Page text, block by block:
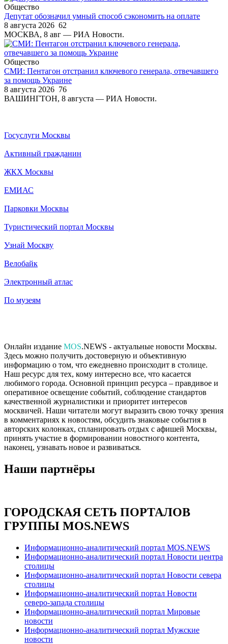
Общество
Депутат обозначил умный способ сэкономить на оплате
8 августа 2026 62
МОСКВА, 8 авг — РИА Новости.
Общество
СМИ: Пентагон отстранил ключевого генерала, отвечавшего
за помощь Украине
8 августа 2026 76
ВАШИНГТОН, 8 августа — РИА Новости.
Госуслуги Москвы
Активный гражданин
ЖКХ Москвы
ЕМИАС
Парковки Москвы
Туристический портал Москвы
Узнай Москву
Велобайк
Электронный атлас
По музеям
Онлайн издание MOS.NEWS - актуальные новости Москвы.
Здесь можно получить достоверную и объективную
информацию о том, что ежедневно происходит в столице.
Наш ресурс для тех, кому интересно все, что касается
любимого города. Основной принцип ресурса – правдивое и
оперативное освещение событий, соблюдение стандартов
качественной журналистики и приоритет интересов
москвичей. Наши читатели могут выразить свою точку зрения
в комментариях к новостям, обсудить знаковые события в
авторских колонках, спланировать отдых с афишей Москвы,
принять участие в формировании новостного контента,
наконец, узнавать новое и развиваться.
Наши партнёры
ГОРОДСКАЯ СЕТЬ ПОРТАЛОВ
ГРУППЫ MOS.NEWS
Информационно-аналитический портал MOS.NEWS
Информационно-аналитический портал Новости центра
столицы
Информационно-аналитический портал Новости севера
столицы
Информационно-аналитический портал Новости
северо-запада столицы
Информационно-аналитический портал Мировые
новости
Информационно-аналитический портал Мужские
новости